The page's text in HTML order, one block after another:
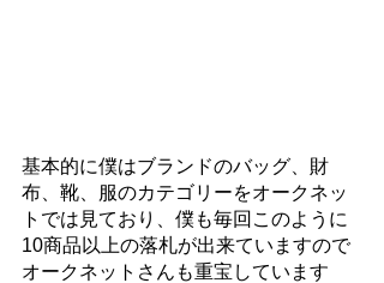
基本的に僕はブランドのバッグ、財
布、靴、服のカテゴリーをオークネッ
トでは見ており、僕も毎回このように
10商品以上の落札が出来ていますので
オークネットさんも重宝しています